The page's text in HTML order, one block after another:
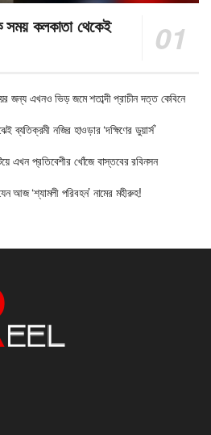
সময় কলকাতা থেকেই
জন্য এখনও ভিড় জমে শতাব্দী প্রাচীন দত্ত কেবিনে
ব্যতিক্রমী নজির হাওড়ার ‘দক্ষিণের ডুয়ার্স’
এখন প্রতিবেশীর খোঁজে বাস্তবের রবিনসন
আজ ‘শ্যামলী পরিবহন’ নামের মহীরুহ!